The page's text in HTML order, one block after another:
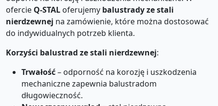
ofercie Q-STAL oferujemy balustrady ze stali
nierdzewnej na zamówienie, które można dostosować
do indywidualnych potrzeb klienta.
Korzyści balustrad ze stali nierdzewnej:
Trwałość– odporność na korozję i uszkodzenia
mechaniczne zapewnia balustradom
długowieczność.